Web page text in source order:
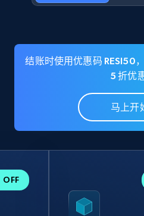
结账时使用优惠码 RESI50
5 折优
马上开
OFF